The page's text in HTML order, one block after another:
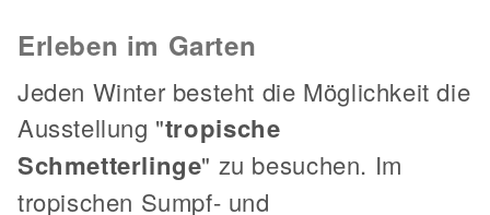
Erleben im Garten
Jeden Winter besteht die Möglichkeit die
Ausstellung "tropische
Schmetterlinge" zu besuchen. Im
tropischen Sumpf- und